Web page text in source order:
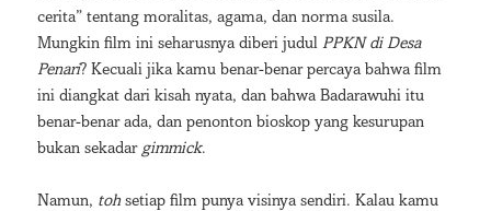
cerita” tentang moralitas, agama, dan norma susila.
Mungkin film ini seharusnya diberi judulPPKN di Desa
Penari? Kecuali jika kamu benar-benar percaya bahwa film
ini diangkat dari kisah nyata, dan bahwa Badarawuhi itu
benar-benar ada, dan penonton bioskop yang kesurupan
bukan sekadar gimmick.
Namun, tohsetiap film punya visinya sendiri. Kalau kamu